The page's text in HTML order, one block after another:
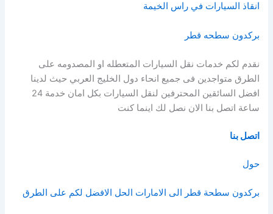
انقاذ السيارات في راس الخيمة
بركدون سطحه قطر
نقدم لكم خدمات نقل السيارات المتعطله او المصدومه على
الطرق متواجدين فى جميع انحاء دول الخليج العربي حيث لدينا
افضل السائقين المحترفين لنقل السيارات بكل امان خدمة 24
ساعة اتصل بنا الان نصل لك اينما كنت
اتصل بنا
حول
بركدون سطحة قطر الى الامارات الحل الافضل لكم على الطرق